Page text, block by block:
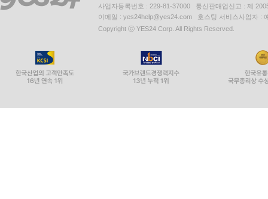
사업자등록번호 : 229-81-37000 통신판매업신고 : 제
이메일 : yes24help@yes24.com 호스팅 서비스사업자 :
Copyright ⓒ YES24 Corp. All Rights Reserved.